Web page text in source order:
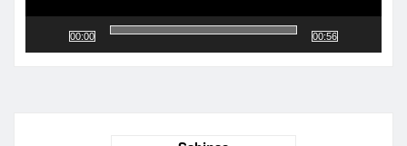
00:00 00:56